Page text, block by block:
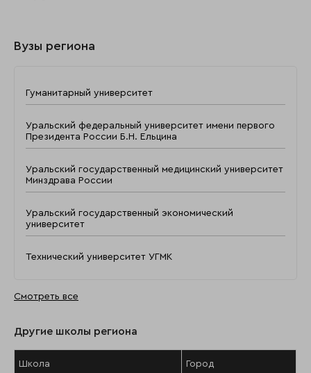
Вузы региона
Гуманитарный университет
Уральский федеральный университет имени первого
Президента России Б.Н. Ельцина
Уральский государственный медицинский университет
Минздрава России
Уральский государственный экономический
университет
Технический университет УГМК
Смотреть все
Другие школы региона
Школа Город